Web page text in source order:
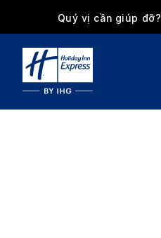
Quý vị cần giúp đỡ?